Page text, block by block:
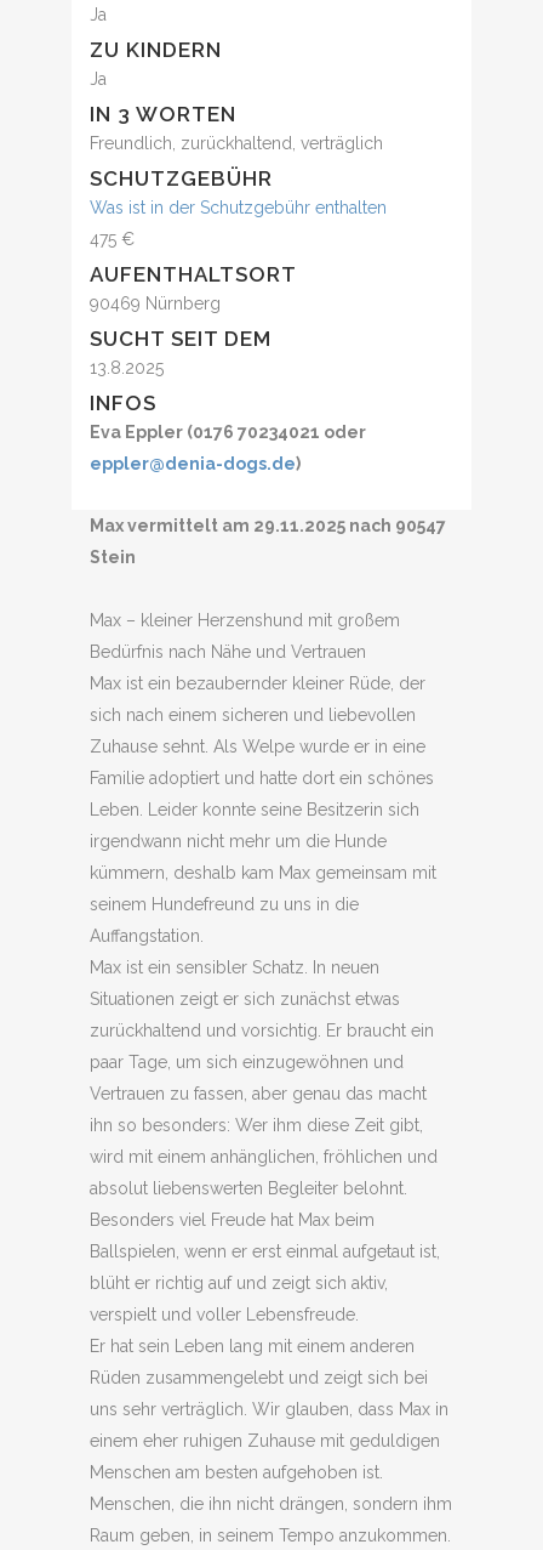
Ja
ZU KINDERN
Ja
IN 3 WORTEN
Freundlich, zurückhaltend, verträglich
SCHUTZGEBÜHR
Was ist in der Schutzgebühr enthalten
475 €
AUFENTHALTSORT
90469 Nürnberg
SUCHT SEIT DEM
13.8.2025
INFOS
Eva Eppler (0176 70234021 oder
eppler@denia-dogs.de)
Max vermittelt am 29.11.2025 nach 90547
Stein
Max – kleiner Herzenshund mit großem
Bedürfnis nach Nähe und Vertrauen
Max ist ein bezaubernder kleiner Rüde, der
sich nach einem sicheren und liebevollen
Zuhause sehnt. Als Welpe wurde er in eine
Familie adoptiert und hatte dort ein schönes
Leben. Leider konnte seine Besitzerin sich
irgendwann nicht mehr um die Hunde
kümmern, deshalb kam Max gemeinsam mit
seinem Hundefreund zu uns in die
Auffangstation.
Max ist ein sensibler Schatz. In neuen
Situationen zeigt er sich zunächst etwas
zurückhaltend und vorsichtig. Er braucht ein
paar Tage, um sich einzugewöhnen und
Vertrauen zu fassen, aber genau das macht
ihn so besonders: Wer ihm diese Zeit gibt,
wird mit einem anhänglichen, fröhlichen und
absolut liebenswerten Begleiter belohnt.
Besonders viel Freude hat Max beim
Ballspielen, wenn er erst einmal aufgetaut ist,
blüht er richtig auf und zeigt sich aktiv,
verspielt und voller Lebensfreude.
Er hat sein Leben lang mit einem anderen
Rüden zusammengelebt und zeigt sich bei
uns sehr verträglich. Wir glauben, dass Max in
einem eher ruhigen Zuhause mit geduldigen
Menschen am besten aufgehoben ist.
Menschen, die ihn nicht drängen, sondern ihm
Raum geben, in seinem Tempo anzukommen.